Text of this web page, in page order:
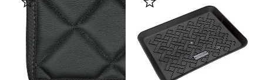
Lägg till i favoriter Lägg till i favoriter